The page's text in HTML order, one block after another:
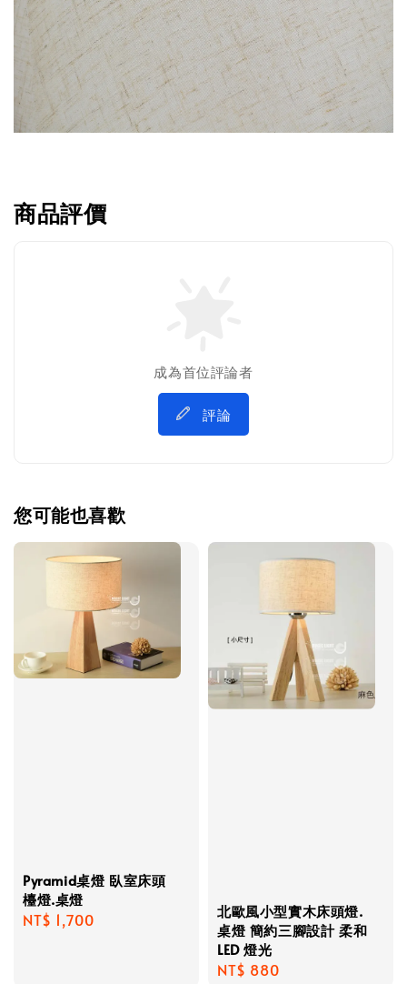
商品評價
成為首位評論者
評論
您可能也喜歡
Pyramid桌燈 臥室床頭
檯燈.桌燈
Regular
NT$ 1,700
北歐風小型實木床頭燈.
桌燈 簡約三腳設計 柔和
LED 燈光
Regular
NT$ 880